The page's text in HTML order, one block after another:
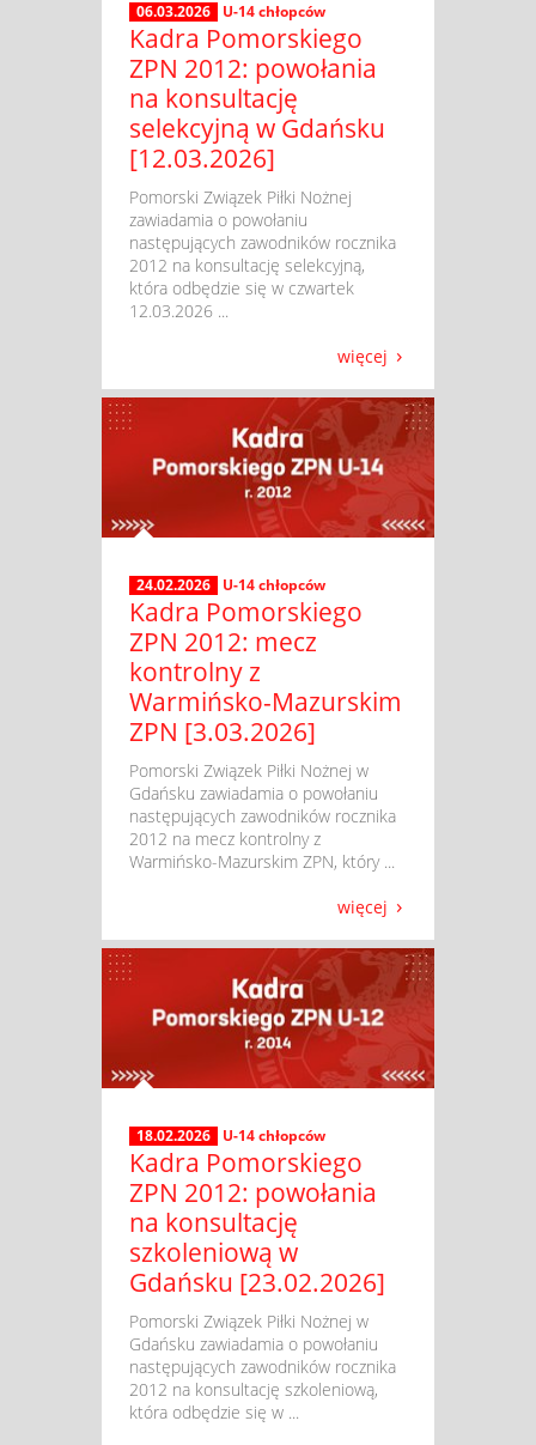
06.03.2026 U-14 chłopców
Kadra Pomorskiego
ZPN 2012: powołania
na konsultację
selekcyjną w Gdańsku
[12.03.2026]
​ Pomorski Związek Piłki Nożnej
zawiadamia o powołaniu
następujących zawodników rocznika
2012 na konsultację selekcyjną,
która odbędzie się w czwartek
12.03.2026 ...
więcej
24.02.2026 U-14 chłopców
Kadra Pomorskiego
ZPN 2012: mecz
kontrolny z
Warmińsko-Mazurskim
ZPN [3.03.2026]
​ Pomorski Związek Piłki Nożnej w
Gdańsku zawiadamia o powołaniu
następujących zawodników rocznika
2012 na mecz kontrolny z
Warmińsko-Mazurskim ZPN, który ...
więcej
18.02.2026 U-14 chłopców
Kadra Pomorskiego
ZPN 2012: powołania
na konsultację
szkoleniową w
Gdańsku [23.02.2026]
​ Pomorski Związek Piłki Nożnej w
Gdańsku zawiadamia o powołaniu
następujących zawodników rocznika
2012 na konsultację szkoleniową,
która odbędzie się w ...